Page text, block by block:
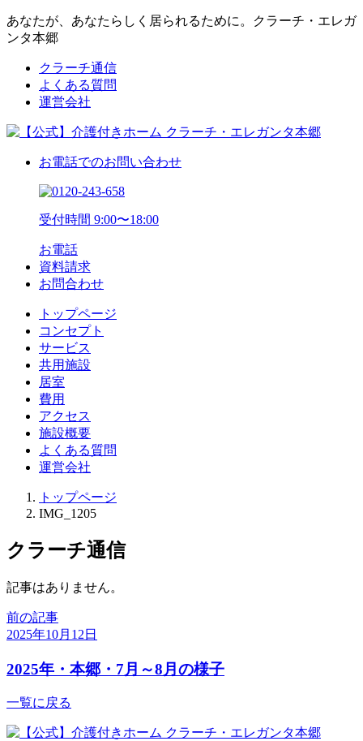
あなたが、あなたらしく居られるために。クラーチ・エレガ
ンタ本郷
クラーチ通信
よくある質問
運営会社
お電話でのお問い合わせ
受付時間 9:00〜18:00
お電話
資料請求
お問合わせ
トップページ
コンセプト
サービス
共用施設
居室
費用
アクセス
施設概要
よくある質問
運営会社
トップページ
IMG_1205
クラーチ通信
記事はありません。
前の記事
2025年10月12日
2025年・本郷・7月～8月の様子
一覧に戻る